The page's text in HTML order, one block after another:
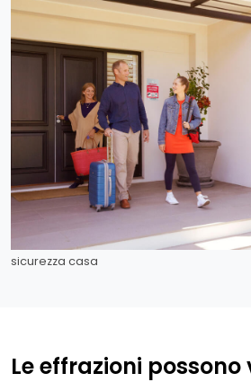
sicurezza casa
Le effrazioni